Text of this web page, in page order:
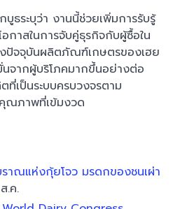
ธระบุว่า งานนี้ช่วยเพิ่มการรับรู้
กาสในการจับคู่ธุรกิจกับผู้ซื้อใน
ปัจจุบันผลิตภัณฑ์เกษตรของเฮย
นจากผู้บริโภคมากขึ้นอย่างต่อ
ที่เป็นระบบครบวงจรตาม
ณภาพที่เข้มงวด
าณแห่งกุ้ยโจว มรดกของชนเผ่า
.ค.